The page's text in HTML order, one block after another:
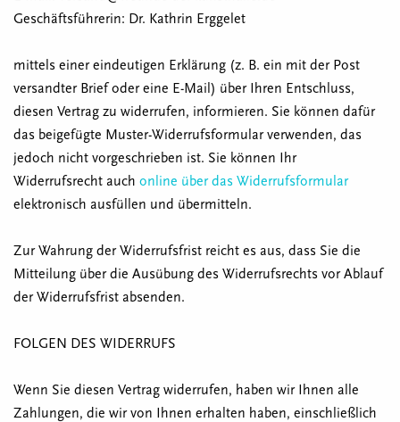
Geschäftsführerin: Dr. Kathrin Erggelet
mittels einer eindeutigen Erklärung (z. B. ein mit der Post
versandter Brief oder eine E-Mail) über Ihren Entschluss,
diesen Vertrag zu widerrufen, informieren. Sie können dafür
das beigefügte Muster-Widerrufsformular verwenden, das
jedoch nicht vorgeschrieben ist. Sie können Ihr
Widerrufsrecht auch online über das Widerrufsformular
elektronisch ausfüllen und übermitteln.
Zur Wahrung der Widerrufsfrist reicht es aus, dass Sie die
Mitteilung über die Ausübung des Widerrufsrechts vor Ablauf
der Widerrufsfrist absenden.
FOLGEN DES WIDERRUFS
Wenn Sie diesen Vertrag widerrufen, haben wir Ihnen alle
Zahlungen, die wir von Ihnen erhalten haben, einschließlich